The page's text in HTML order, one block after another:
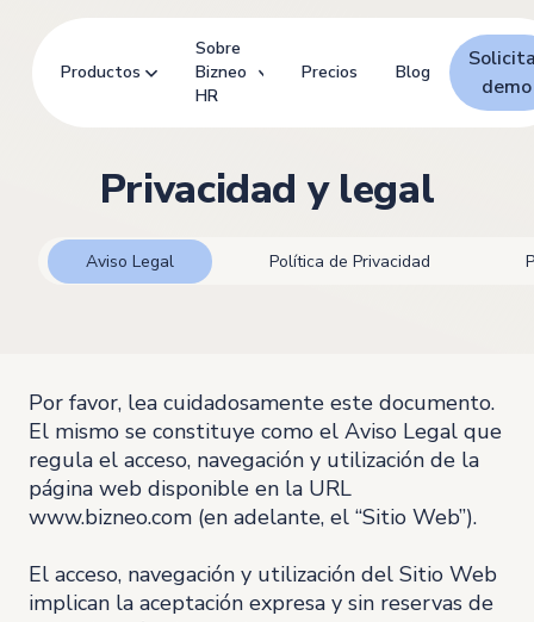
Productos
Sobre
Bizneo
HR
Precios Blog
demo
Privacidad y legal
Aviso Legal Política de Privacidad
Por favor, lea cuidadosamente este documento.
El mismo se constituye como el Aviso Legal que
regula el acceso, navegación y utilización de la
página web disponible en la URL
www.bizneo.com (en adelante, el “Sitio Web”).
El acceso, navegación y utilización del Sitio Web
implican la aceptación expresa y sin reservas de